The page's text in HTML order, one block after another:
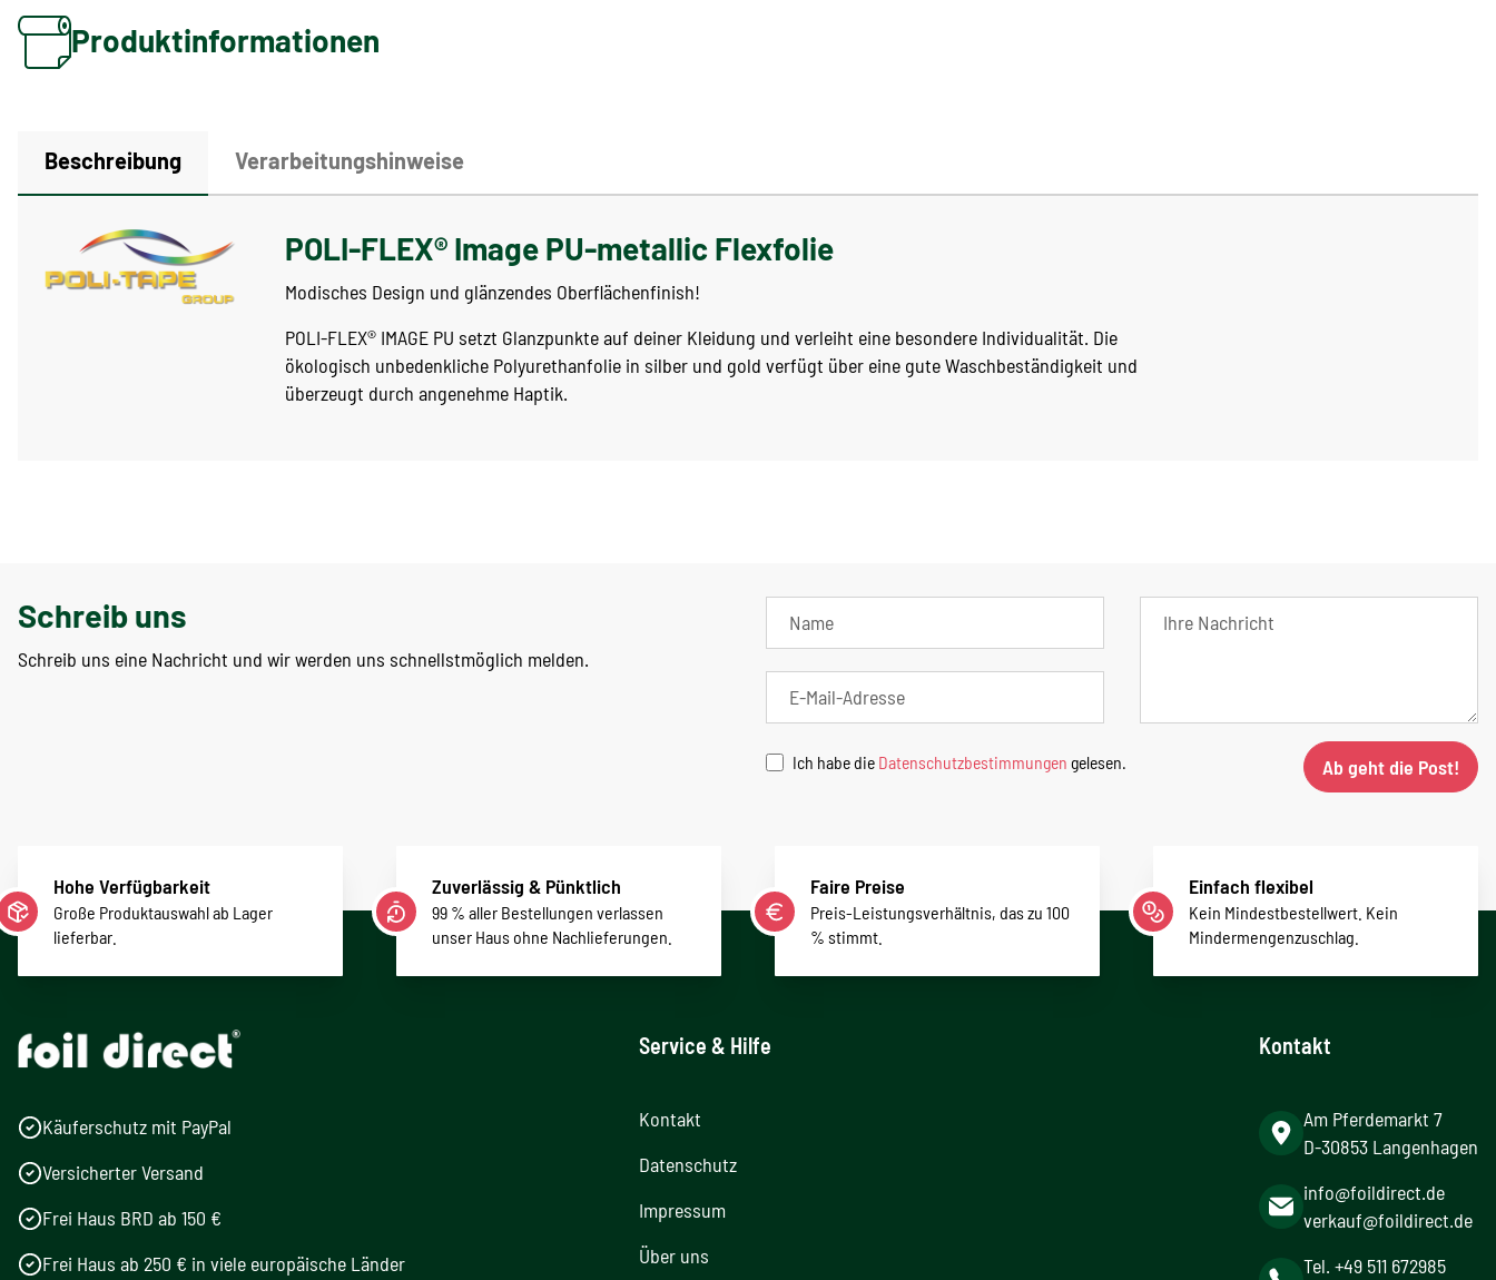
Produktinformationen
Beschreibung Verarbeitungshinweise
POLI-FLEX® Image PU-metallic Flexfolie
Modisches Design und glänzendes Oberflächenfinish!
POLI-FLEX® IMAGE PU setzt Glanzpunkte auf deiner Kleidung und verleiht eine besondere Individualität. Die
ökologisch unbedenkliche Polyurethanfolie in silber und gold verfügt über eine gute Waschbeständigkeit und
überzeugt durch angenehme Haptik.
Schreib uns
Schreib uns eine Nachricht und wir werden uns schnellstmöglich melden.
Ich habe die Datenschutzbestimmungen gelesen. Ab geht die Post!
Hohe Verfügbarkeit
Große Produktauswahl ab Lager
lieferbar.
Zuverlässig & Pünktlich
99 % aller Bestellungen verlassen
unser Haus ohne Nachlieferungen.
Faire Preise
Preis-Leistungsverhältnis, das zu 100
% stimmt.
Einfach flexibel
Kein Mindestbestellwert. Kein
Mindermengenzuschlag.
Käuferschutz mit PayPal
Versicherter Versand
Frei Haus BRD ab 150 €
Frei Haus ab 250 € in viele europäische Länder
Service & Hilfe
Kontakt
Datenschutz
Impressum
Über uns
Kontakt
Am Pferdemarkt 7
D-30853 Langenhagen
info@foildirect.de
verkauf@foildirect.de
Tel. +49 511 672985